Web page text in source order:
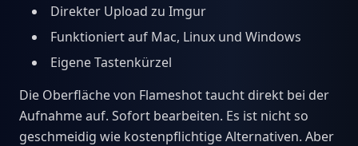
Direkter Upload zu Imgur
Funktioniert auf Mac, Linux und Windows
Eigene Tastenkürzel
Die Oberfläche von Flameshot taucht direkt bei der
Aufnahme auf. Sofort bearbeiten. Es ist nicht so
geschmeidig wie kostenpflichtige Alternativen. Aber